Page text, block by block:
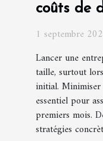
coûts de
1 septembre
Lancer une
taille, surtout
initial. Minimiser
essentiel pour
premiers mois.
stratégies